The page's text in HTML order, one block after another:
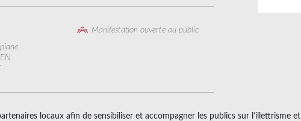
Manifestation ouverte au public
locaux afin de sensibiliser et accompagner les publics sur l’illettrisme et